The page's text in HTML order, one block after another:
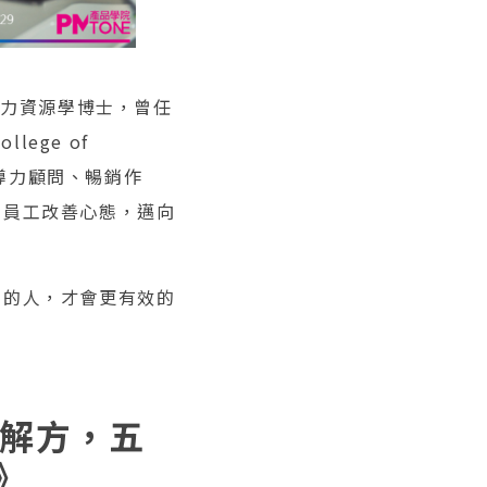
資源學博士，曾任
of
顧問、暢銷作
工改善心態，邁向
人，才會更有效的
方，五